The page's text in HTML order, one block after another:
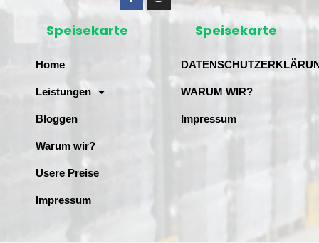
Speisekarte
Home
Leistungen
Bloggen
Warum wir?
Usere Preise
Impressum
Speisekarte
WARUM WIR?
Impressum